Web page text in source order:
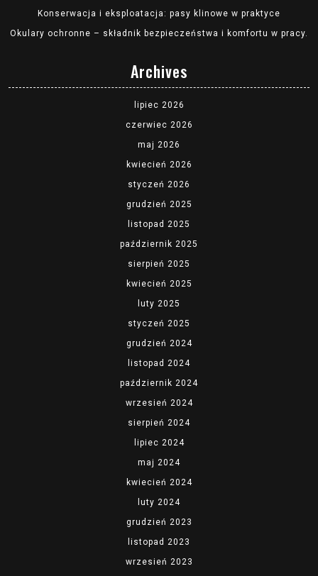
Konserwacja i eksploatacja: pasy klinowe w praktyce
Okulary ochronne – składnik bezpieczeństwa i komfortu w pracy.
Archives
lipiec 2026
czerwiec 2026
maj 2026
kwiecień 2026
styczeń 2026
grudzień 2025
listopad 2025
październik 2025
sierpień 2025
kwiecień 2025
luty 2025
styczeń 2025
grudzień 2024
listopad 2024
październik 2024
wrzesień 2024
sierpień 2024
lipiec 2024
maj 2024
kwiecień 2024
luty 2024
grudzień 2023
listopad 2023
wrzesień 2023